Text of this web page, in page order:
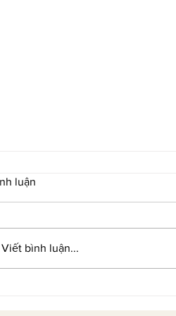
luận
Viết bình luận...